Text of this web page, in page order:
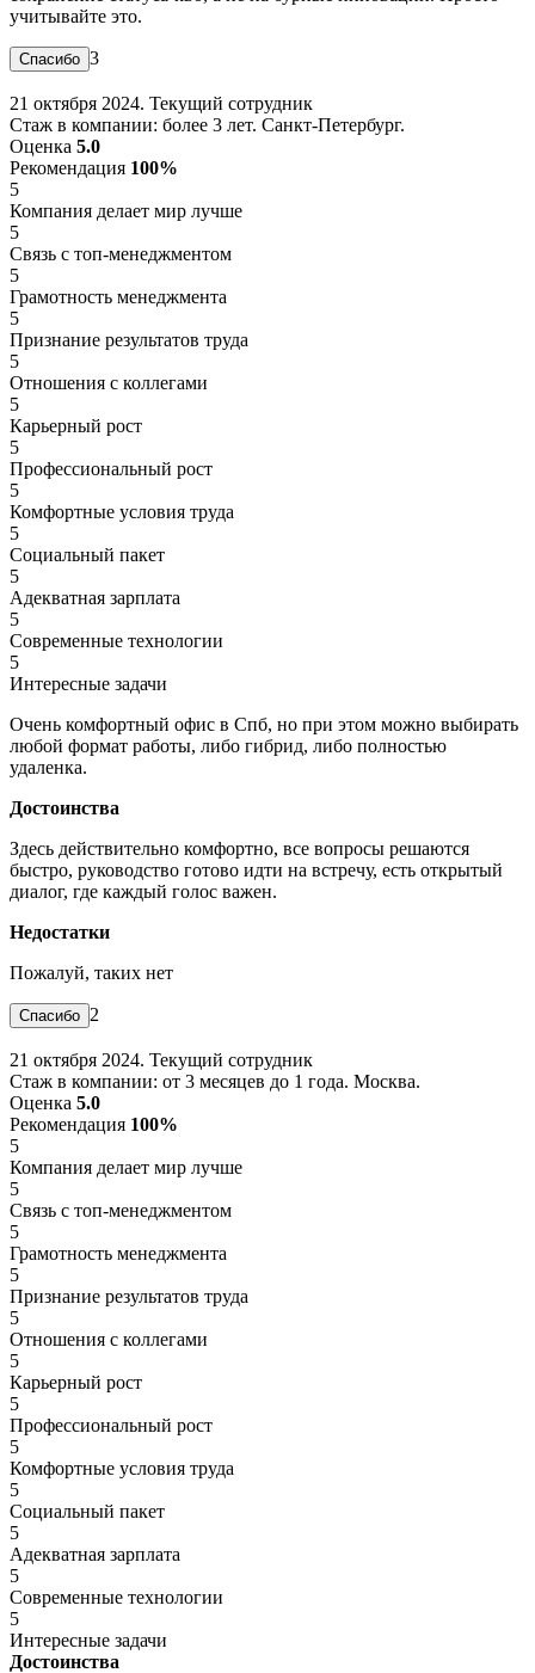
учитывайте это.
3
21 октября 2024. Текущий сотрудник
Стаж в компании: более 3 лет. Санкт-Петербург.
Оценка 5.0
Рекомендация 100%
5
Компания делает мир лучше
5
Связь с топ-менеджментом
5
Грамотность менеджмента
5
Признание результатов труда
5
Отношения с коллегами
5
Карьерный рост
5
Профессиональный рост
5
Комфортные условия труда
5
Социальный пакет
5
Адекватная зарплата
5
Современные технологии
5
Интересные задачи
Очень комфортный офис в Спб, но при этом можно выбирать
любой формат работы, либо гибрид, либо полностью
удаленка.
Достоинства
Здесь действительно комфортно, все вопросы решаются
быстро, руководство готово идти на встречу, есть открытый
диалог, где каждый голос важен.
Недостатки
Пожалуй, таких нет
2
21 октября 2024. Текущий сотрудник
Стаж в компании: от 3 месяцев до 1 года. Москва.
Оценка 5.0
Рекомендация 100%
5
Компания делает мир лучше
5
Связь с топ-менеджментом
5
Грамотность менеджмента
5
Признание результатов труда
5
Отношения с коллегами
5
Карьерный рост
5
Профессиональный рост
5
Комфортные условия труда
5
Социальный пакет
5
Адекватная зарплата
5
Современные технологии
5
Интересные задачи
Достоинства